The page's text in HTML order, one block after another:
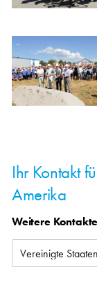
Ihr Kontakt
Amerika
Weitere Kontakte